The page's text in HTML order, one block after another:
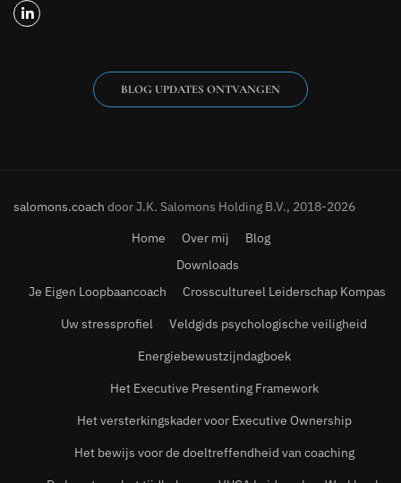
BLOG UPDATES ONTVANGEN
salomons.coach door J.K. Salomons Holding B.V., 2018-2026
Home
Over mij
Blog
Downloads
Je Eigen Loopbaancoach
Crosscultureel Leiderschap Kompas
Uw stressprofiel
Veldgids psychologische veiligheid
Energiebewustzijndagboek
Het Executive Presenting Framework
Het versterkingskader voor Executive Ownership
Het bewijs voor de doeltreffendheid van coaching